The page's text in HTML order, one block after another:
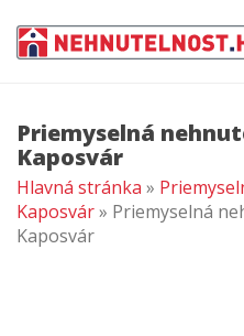
Priemyselná
Kaposvár
Hlavná stránka »
Kaposvár» Priemyselná
Kaposvár